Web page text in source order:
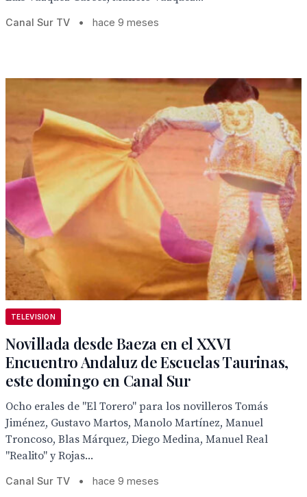
Canal Sur TV • hace 9 meses
TELEVISION
Novillada desde Baeza en el XXVI
Encuentro Andaluz de Escuelas Taurinas,
este domingo en Canal Sur
Ocho erales de "El Torero" para los novilleros Tomás
Jiménez, Gustavo Martos, Manolo Martínez, Manuel
Troncoso, Blas Márquez, Diego Medina, Manuel Real
"Realito" y Rojas...
Canal Sur TV • hace 9 meses